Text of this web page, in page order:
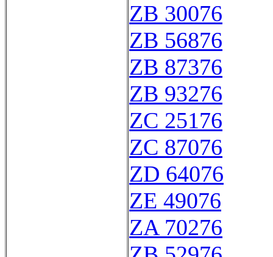
ZB 30076
ZB 56876
ZB 87376
ZB 93276
ZC 25176
ZC 87076
ZD 64076
ZE 49076
ZA 70276